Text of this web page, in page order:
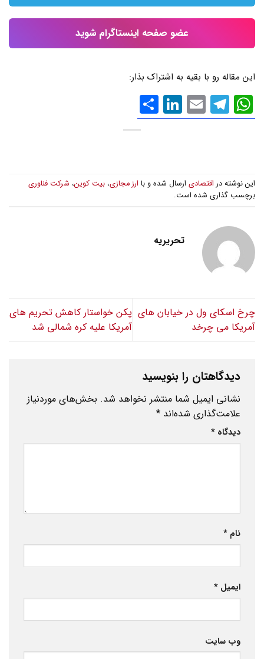
عضو صفحه اینستاگرام شوید
این مقاله رو با بقیه به اشتراک بذار:
WhatsApp
Telegram
Email
LinkedIn
گذاری
این نوشته در اقتصادی ارسال شده و با ارز مجازی، بیت کوین، شرکت فناوری
برچسب گذاری شده است.
تحریریه
چرخ اسکای ول در خیابان های
آمریکا می چرخد
پکن خواستار کاهش تحریم های
آمریکا علیه کره شمالی شد
دیدگاهتان را بنویسید
نشانی ایمیل شما منتشر نخواهد شد. بخش‌های موردنیاز
علامت‌گذاری شده‌اند *
دیدگاه *
نام *
ایمیل *
وب‌ سایت